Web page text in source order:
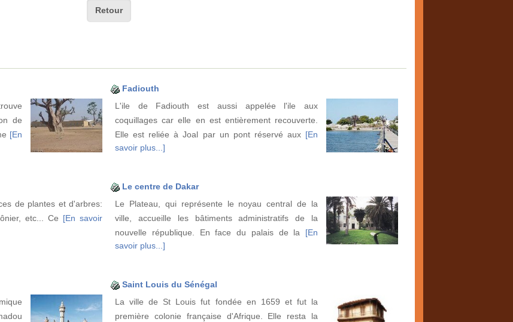
Retour
de
[En
Fadiouth
L'ile de Fadiouth est aussi appelée l'ile aux
coquillages car elle en est entièrement recouverte.
Elle est reliée à Joal par un pont réservé aux [En
savoir plus...]
de plantes et d'arbres:
etc... Ce [En savoir
Le centre de Dakar
Le Plateau, qui représente le noyau central de la
ville, accueille les bâtiments administratifs de la
nouvelle république. En face du palais de la [En
savoir plus...]
Saint Louis du Sénégal
La ville de St Louis fut fondée en 1659 et fut la
première colonie française d'Afrique. Elle resta la